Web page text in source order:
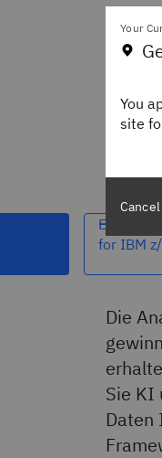
Erkunden
for IBM z/
Die
Sie KI
Daten
Your
You
site
Cancel